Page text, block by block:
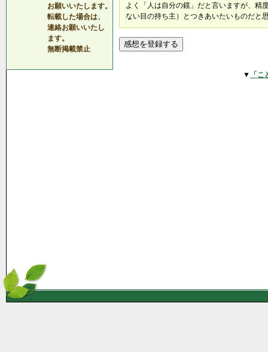
お願いいたします。
転載した場合は、
連絡お願いいたし
ます。
無断掲載禁止
よく「人は自分の鏡」だと言いますが、精
ない目の持ち主）とつきあいたいものだと
▼ 「